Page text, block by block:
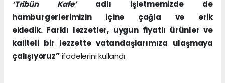
‘Tribün Kafe’ adlı işletmemizde de
hamburgerlerimizin içine çağla ve erik
ekledik. Farklı lezzetler, uygun fiyatlı ürünler ve
kaliteli bir lezzette vatandaşlarımıza ulaşmaya
çalışıyoruz”ifadelerini kullandı.